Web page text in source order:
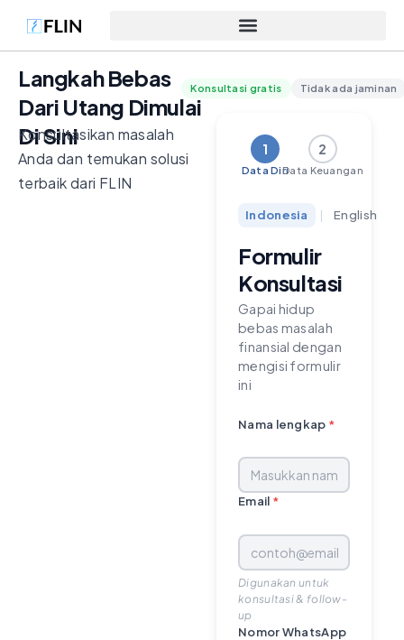
Langkah Bebas
Dari Utang Dimulai
Di Sini
Konsultasikan masalah
Anda dan temukan solusi
terbaik dari FLIN
Konsultasi gratis Tidak ada jaminan
1
Data Diri
2
Data Keuangan
Formulir
Konsultasi
Gapai hidup
bebas masalah
finansial dengan
mengisi formulir
ini
Indonesia | English
Nama lengkap *
Email *
Digunakan untuk
konsultasi & follow-
up
Nomor WhatsApp